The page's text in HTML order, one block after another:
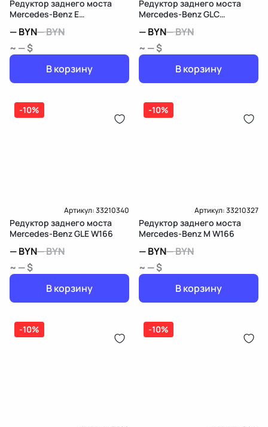
Редуктор заднего моста
Mercedes-Benz E
—BYN—BYN
~ — $
В корзину
Редуктор заднего моста
Mercedes-Benz GLC
—BYN—BYN
~ — $
В корзину
-10%
Артикул:33210340
Редуктор заднего моста
Mercedes-Benz GLE W166
—BYN—BYN
~ — $
В корзину
-10%
Артикул:33210327
Редуктор заднего моста
Mercedes-Benz M W166
—BYN—BYN
~ — $
В корзину
-10% -10%